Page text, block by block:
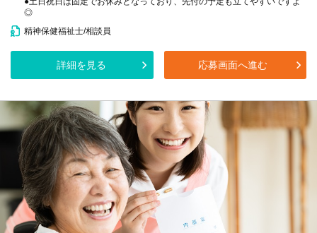
◎
精神保健福祉士/相談員
詳細を見る 応募画面へ進む